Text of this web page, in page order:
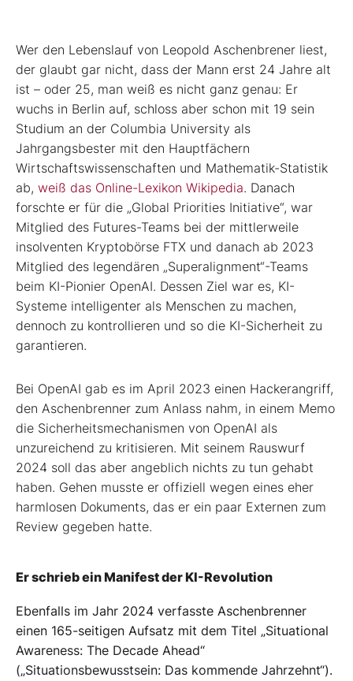
Wer den Lebenslauf von Leopold Aschenbrener liest,
der glaubt gar nicht, dass der Mann erst 24 Jahre alt
ist – oder 25, man weiß es nicht ganz genau: Er
wuchs in Berlin auf, schloss aber schon mit 19 sein
Studium an der Columbia University als
Jahrgangsbester mit den Hauptfächern
Wirtschaftswissenschaften und Mathematik-Statistik
ab, weiß das Online-Lexikon Wikipedia. Danach
forschte er für die „Global Priorities Initiative“, war
Mitglied des Futures-Teams bei der mittlerweile
insolventen Kryptobörse FTX und danach ab 2023
Mitglied des legendären „Superalignment“-Teams
beim KI-Pionier OpenAI. Dessen Ziel war es, KI-
Systeme intelligenter als Menschen zu machen,
dennoch zu kontrollieren und so die KI-Sicherheit zu
garantieren.
Bei OpenAI gab es im April 2023 einen Hackerangriff,
den Aschenbrenner zum Anlass nahm, in einem Memo
die Sicherheitsmechanismen von OpenAI als
unzureichend zu kritisieren. Mit seinem Rauswurf
2024 soll das aber angeblich nichts zu tun gehabt
haben. Gehen musste er offiziell wegen eines eher
harmlosen Dokuments, das er ein paar Externen zum
Review gegeben hatte.
Er schrieb ein Manifest der KI-Revolution
Ebenfalls im Jahr 2024 verfasste Aschenbrenner
einen 165-seitigen Aufsatz mit dem Titel „Situational
Awareness: The Decade Ahead“
(„Situationsbewusstsein: Das kommende Jahrzehnt“).